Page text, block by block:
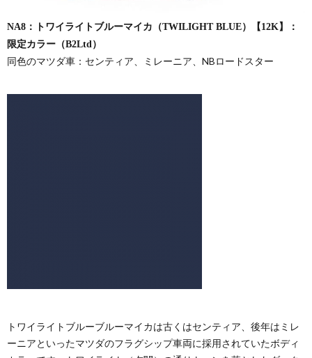
NA8：トワイライトブルーマイカ（TWILIGHT BLUE）【12K】：
限定カラー（B2Ltd）
同色のマツダ車：センティア、ミレーニア、NBロードスター
トワイライトブルーブルーマイカは古くはセンティア、後年はミレ
ーニアといったマツダのフラグシップ車両に採用されていたボディ